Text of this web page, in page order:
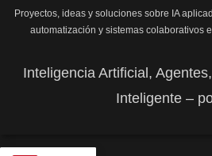
Proyectos, ideas y soluciones sobre IA
automatización y sistemas colaborativos
Inteligencia Artificial,
Inteligente –